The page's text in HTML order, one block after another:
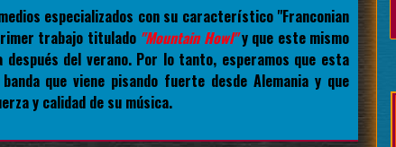
especializados con su característico "Franconian
trabajo titulado "Mountain Howl"y que este mismo
del verano. Por lo tanto, esperamos que esta
que viene pisando fuerte desde Alemania y que
y calidad de su música.